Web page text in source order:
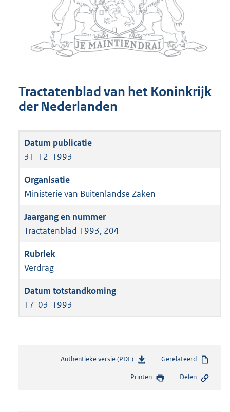
Tractatenblad van het Koninkrijk
der Nederlanden
31-12-1993
Ministerie van Buitenlandse Zaken
Tractatenblad 1993, 204
Verdrag
17-03-1993
Authentieke versie (PDF)b
s
Gerelateerd
Printen Delen